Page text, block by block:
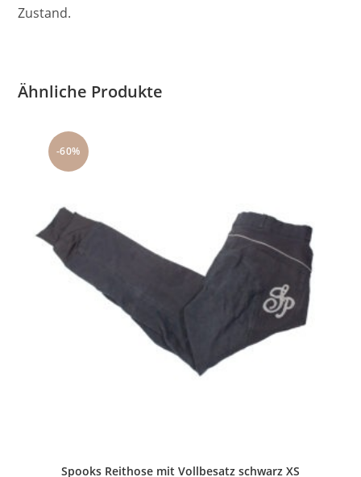
Zustand.
Ähnliche Produkte
-60%
Spooks Reithose mit Vollbesatz schwarz XS